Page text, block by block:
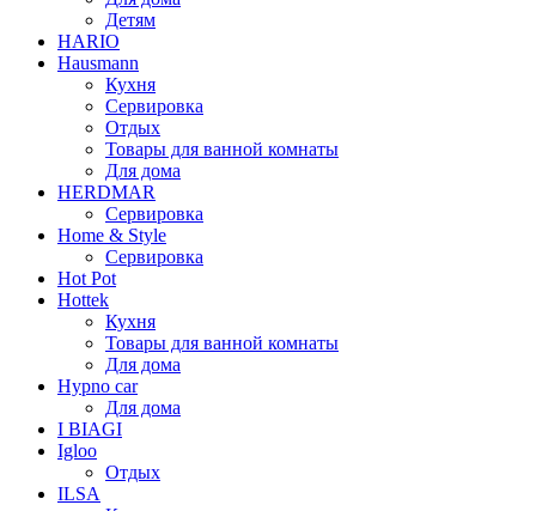
Детям
HARIO
Hausmann
Кухня
Сервировка
Отдых
Товары для ванной комнаты
Для дома
HERDMAR
Сервировка
Home & Style
Сервировка
Hot Pot
Hottek
Кухня
Товары для ванной комнаты
Для дома
Hypno car
Для дома
I BIAGI
Igloo
Отдых
ILSA